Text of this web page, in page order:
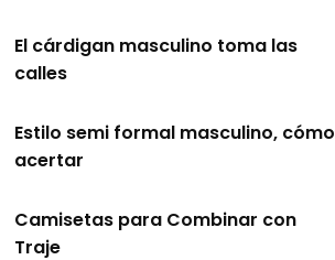
El cárdigan masculino toma las
calles
Estilo semi formal masculino, cómo
acertar
Camisetas para Combinar con
Traje